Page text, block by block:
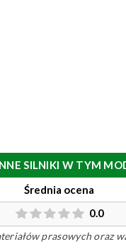
SILNIKI W TYM
Średnia ocena
0.0
prasowych oraz